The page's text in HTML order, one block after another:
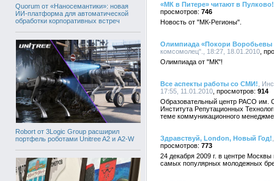
Quorum от «Наносемантики»: новая
ИИ-платформа для автоматической
обработки корпоративных встреч
Robort от 3Logic Group расширил
портфель роботами Unitree A2 и A2-W
«МК в Питере» читают в Пулково!
746
Новость от "МК-Регионы".
Олимпиада «Покори Воробьевы
комсомолец"., 18:27, 18.01.2010
Олимпиада от "МК"!
Все аспекты работы со СМИ! ,
17:55, 11.01.2010
914
Образовательный центр РАСО им.
Института Репутационных
теме коммуникационного
Здравствуй, London, Новый Год!
773
24 декабря 2009 г. в центре
самых популярных молодежных